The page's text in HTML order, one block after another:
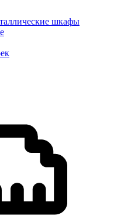
шкафы